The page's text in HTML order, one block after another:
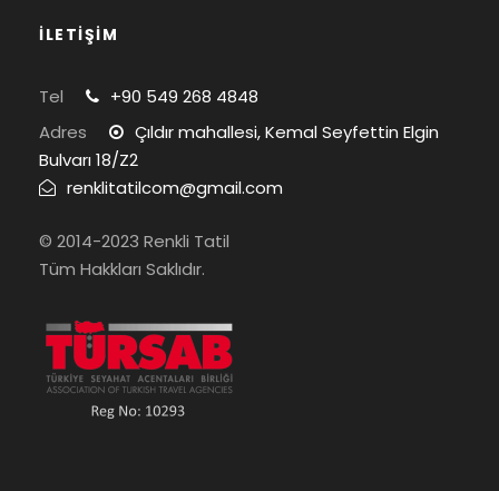
İLETİŞİM
Tel
+90 549 268 4848
Adres
Çıldır mahallesi, Kemal Seyfettin Elgin
Bulvarı 18/Z2
renklitatilcom@gmail.com
© 2014-2023 Renkli Tatil
Tüm Hakkları Saklıdır.